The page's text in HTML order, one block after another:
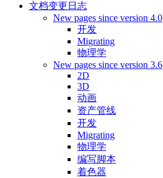
文档变更日志
New pages since version 4.0
开发
Migrating
物理学
New pages since version 3.6
2D
3D
动画
资产管线
开发
Migrating
物理学
编写脚本
着色器